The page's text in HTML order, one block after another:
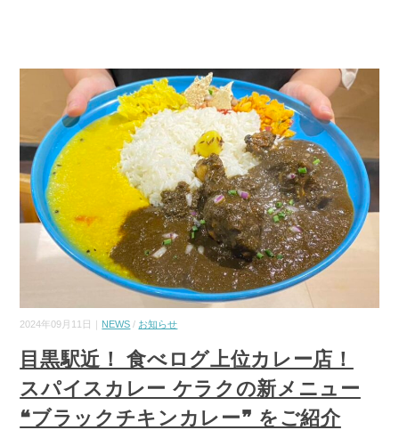
2024年09月11日｜ NEWS / お知らせ
目黒駅近！ 食べログ上位カレー店！
スパイスカレー ケラクの新メニュー
❝ブラックチキンカレー❞ をご紹介